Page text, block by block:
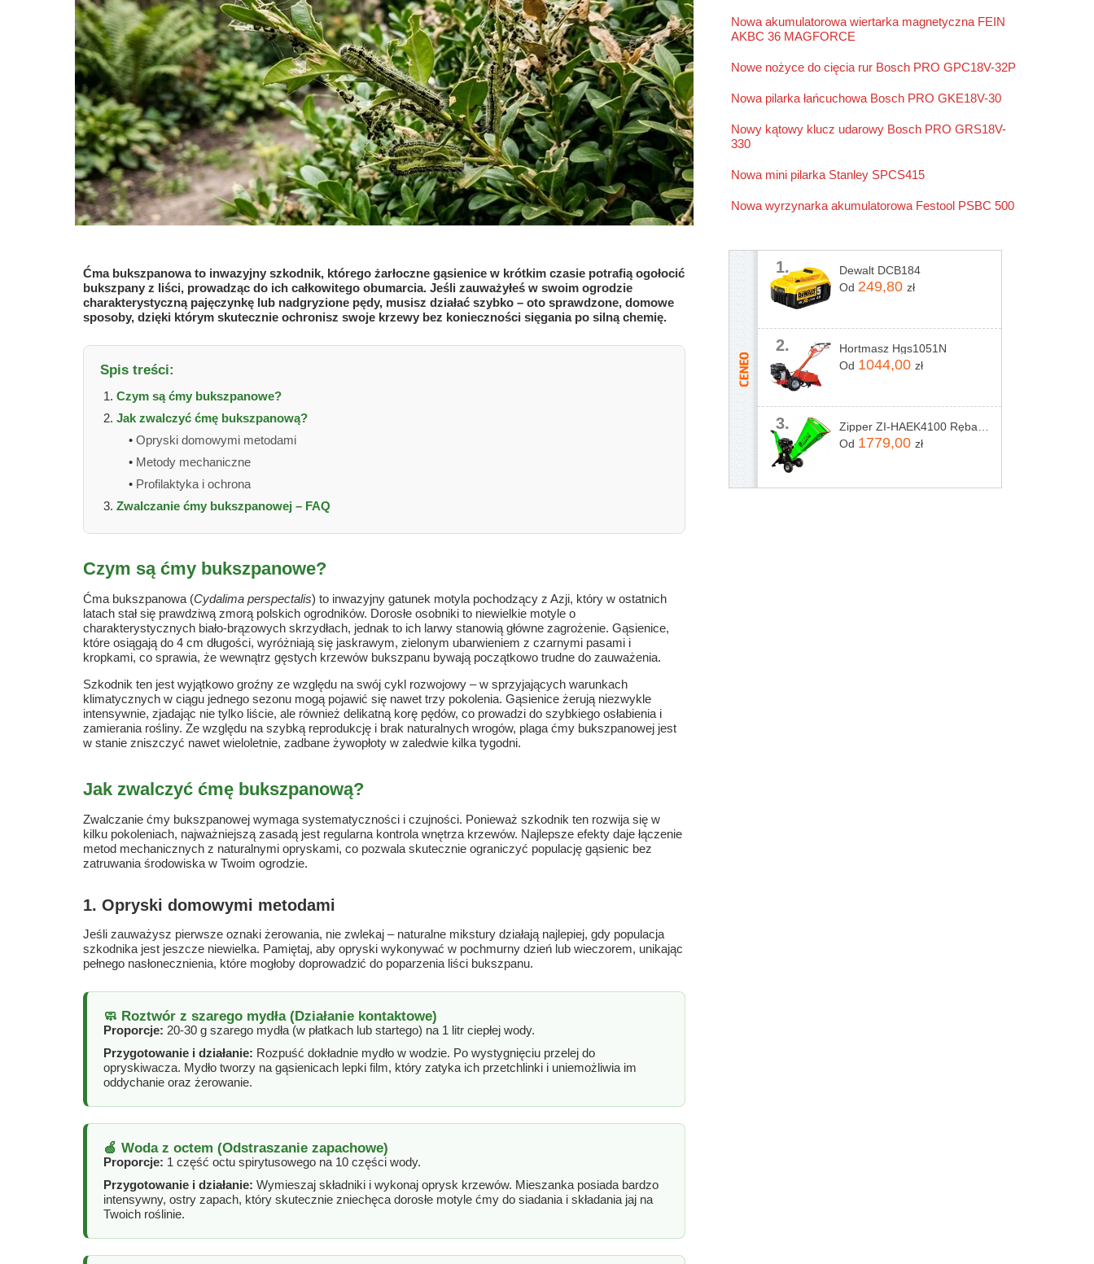
Stihl
Ćma bukszpanowa to inwazyjny szkodnik, którego żarłoczne gąsienice w krótkim czasie potrafią ogołocić
bukszpany z liści, prowadząc do ich całkowitego obumarcia. Jeśli zauważyłeś w swoim ogrodzie
charakterystyczną pajęczynkę lub nadgryzione pędy, musisz działać szybko – oto sprawdzone, domowe
sposoby, dzięki którym skutecznie ochronisz swoje krzewy bez konieczności sięgania po silną chemię.
Spis treści:
Czym są ćmy bukszpanowe?
Jak zwalczyć ćmę bukszpanową?
• Opryski domowymi metodami
• Metody mechaniczne
• Profilaktyka i ochrona
Zwalczanie ćmy bukszpanowej – FAQ
Czym są ćmy bukszpanowe?
Ćma bukszpanowa (Cydalima perspectalis) to inwazyjny gatunek motyla pochodzący z Azji, który w ostatnich
latach stał się prawdziwą zmorą polskich ogrodników. Dorosłe osobniki to niewielkie motyle o
charakterystycznych biało-brązowych skrzydłach, jednak to ich larwy stanowią główne zagrożenie. Gąsienice,
które osiągają do 4 cm długości, wyróżniają się jaskrawym, zielonym ubarwieniem z czarnymi pasami i
kropkami, co sprawia, że wewnątrz gęstych krzewów bukszpanu bywają początkowo trudne do zauważenia.
Szkodnik ten jest wyjątkowo groźny ze względu na swój cykl rozwojowy – w sprzyjających warunkach
klimatycznych w ciągu jednego sezonu mogą pojawić się nawet trzy pokolenia. Gąsienice żerują niezwykle
intensywnie, zjadając nie tylko liście, ale również delikatną korę pędów, co prowadzi do szybkiego osłabienia i
zamierania rośliny. Ze względu na szybką reprodukcję i brak naturalnych wrogów, plaga ćmy bukszpanowej jest
w stanie zniszczyć nawet wieloletnie, zadbane żywopłoty w zaledwie kilka tygodni.
Jak zwalczyć ćmę bukszpanową?
Zwalczanie ćmy bukszpanowej wymaga systematyczności i czujności. Ponieważ szkodnik ten rozwija się w
kilku pokoleniach, najważniejszą zasadą jest regularna kontrola wnętrza krzewów. Najlepsze efekty daje łączenie
metod mechanicznych z naturalnymi opryskami, co pozwala skutecznie ograniczyć populację gąsienic bez
zatruwania środowiska w Twoim ogrodzie.
1. Opryski domowymi metodami
Jeśli zauważysz pierwsze oznaki żerowania, nie zwlekaj – naturalne mikstury działają najlepiej, gdy populacja
szkodnika jest jeszcze niewielka. Pamiętaj, aby opryski wykonywać w pochmurny dzień lub wieczorem, unikając
pełnego nasłonecznienia, które mogłoby doprowadzić do poparzenia liści bukszpanu.
🧼 Roztwór z szarego mydła (Działanie kontaktowe)
Proporcje: 20-30 g szarego mydła (w płatkach lub startego) na 1 litr ciepłej wody.
Przygotowanie i działanie: Rozpuść dokładnie mydło w wodzie. Po wystygnięciu przelej do
opryskiwacza. Mydło tworzy na gąsienicach lepki film, który zatyka ich przetchlinki i uniemożliwia im
oddychanie oraz żerowanie.
🍏 Woda z octem (Odstraszanie zapachowe)
Proporcje: 1 część octu spirytusowego na 10 części wody.
Przygotowanie i działanie: Wymieszaj składniki i wykonaj oprysk krzewów. Mieszanka posiada bardzo
intensywny, ostry zapach, który skutecznie zniechęca dorosłe motyle ćmy do siadania i składania jaj na
Twoich roślinie.
1.
Dewalt DCB184
Od 249,80 zł
2.
Hortmasz Hgs1051N
Od 1044,00 zł
3.
Od 1779,00 zł
Nowa akumulatorowa wiertarka magnetyczna FEIN
AKBC 36 MAGFORCE
Nowe nożyce do cięcia rur Bosch PRO GPC18V-32P
Nowa pilarka łańcuchowa Bosch PRO GKE18V-30
Nowy kątowy klucz udarowy Bosch PRO GRS18V-
330
Nowa mini pilarka Stanley SPCS415
Nowa wyrzynarka akumulatorowa Festool PSBC 500